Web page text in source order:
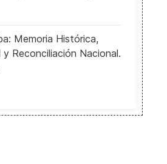
Memoria Histórica,
Reconciliación Nacional.